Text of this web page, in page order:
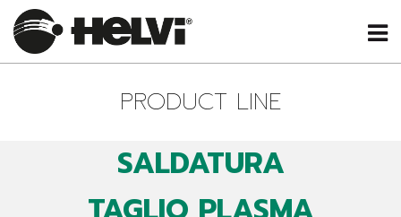
PRODUCT LINE
SALDATURA